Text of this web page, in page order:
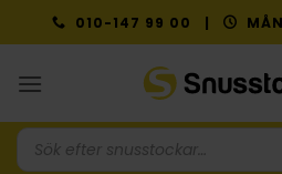
to
010-147 99 00 |
Produktsökning